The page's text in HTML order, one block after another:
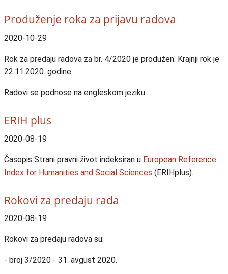
Produženje roka za prijavu radova
2020-10-29
Rok za predaju radova za br. 4/2020 je produžen. Krajnji rok je
22.11.2020. godine.
Radovi se podnose na engleskom jeziku.
ERIH plus
2020-08-19
Časopis Strani pravni život indeksiran u European Reference
Index for Humanities and Social Sciences (ERIHplus).
Rokovi za predaju rada
2020-08-19
Rokovi za predaju radova su:
- broj 3/2020 - 31. avgust 2020.